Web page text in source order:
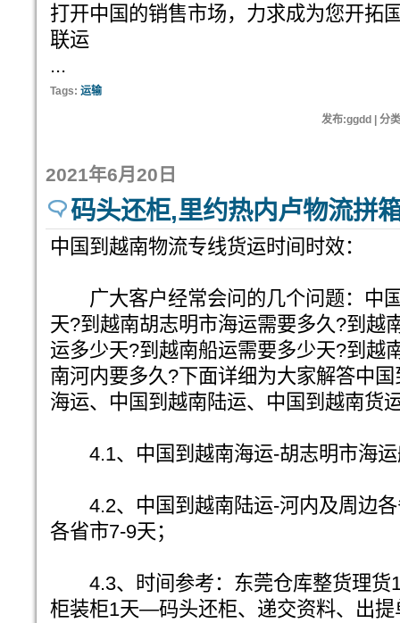
打开中国的销售市场，力求成为您开拓
联运
...
Tags: 运输
发布:ggdd | 分
2021年6月20日
码头还柜,里约热内卢物流拼
中国到越南物流专线货运时间时效：
广大客户经常会问的几个问题：中
天?到越南胡志明市海运需要多久?到越
运多少天?到越南船运需要多少天?到越
南河内要多久?下面详细为大家解答中
海运、中国到越南陆运、中国到越南货
4.1、中国到越南海运-胡志明市海运
4.2、中国到越南陆运-河内及周边各
各省市7-9天；
4.3、时间参考：东莞仓库整货理货
柜装柜1天—码头还柜、递交资料、出